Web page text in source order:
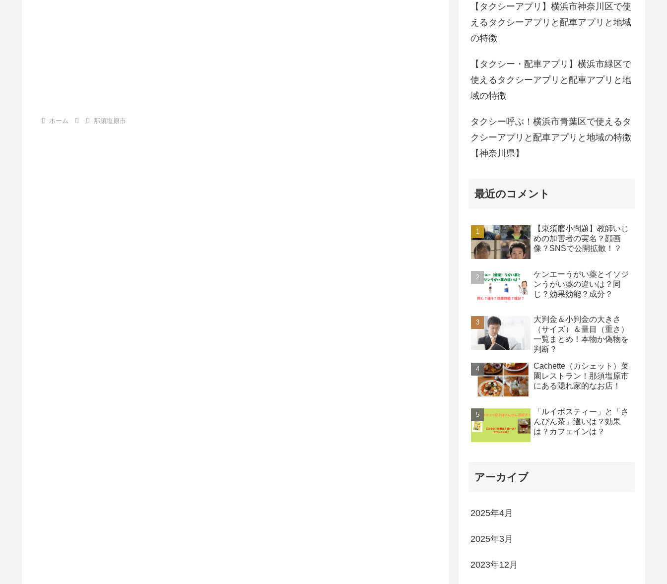
ホーム 那須塩原市
【タクシーアプリ】横浜市神奈川区で使
えるタクシーアプリと配車アプリと地域
の特徴
【タクシー・配車アプリ】横浜市緑区で
使えるタクシーアプリと配車アプリと地
域の特徴
タクシー呼ぶ！横浜市青葉区で使えるタ
クシーアプリと配車アプリと地域の特徴
【神奈川県】
最近のコメント
【東須磨小問題】教師いじ
めの加害者の実名？顔画
像？SNSで公開拡散！？
ケンエーうがい薬とイソジ
ンうがい薬の違いは？同
じ？効果効能？成分？
大判金＆小判金の大きさ
（サイズ）＆量目（重さ）
一覧まとめ！本物か偽物を
判断？
Cachette（カシェット）菜
園レストラン！那須塩原市
にある隠れ家的なお店！
「ルイボスティー」と「さ
んぴん茶」違いは？効果
は？カフェインは？
アーカイブ
2025年4月
2025年3月
2023年12月